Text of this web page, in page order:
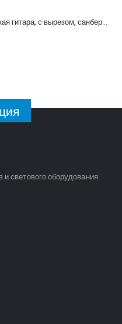
C901T-BS Акустическая гитара, с вырезом, санберст, Caraya
светового оборудования